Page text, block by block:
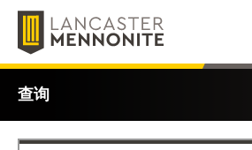
容
查询